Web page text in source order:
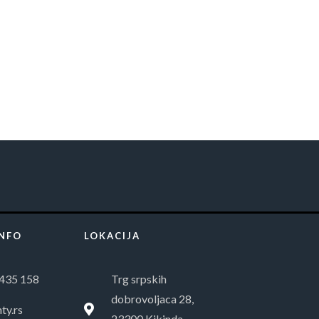
158
LOKACIJA
Trg srpskih
dobrovoljaca 28,